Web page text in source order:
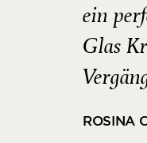
ein
Glas
ROSINA